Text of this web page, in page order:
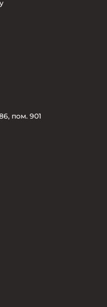
пом. 901